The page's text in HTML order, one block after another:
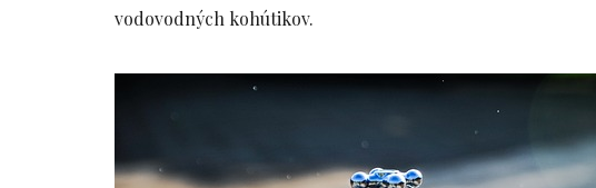
vodovodných kohútikov.